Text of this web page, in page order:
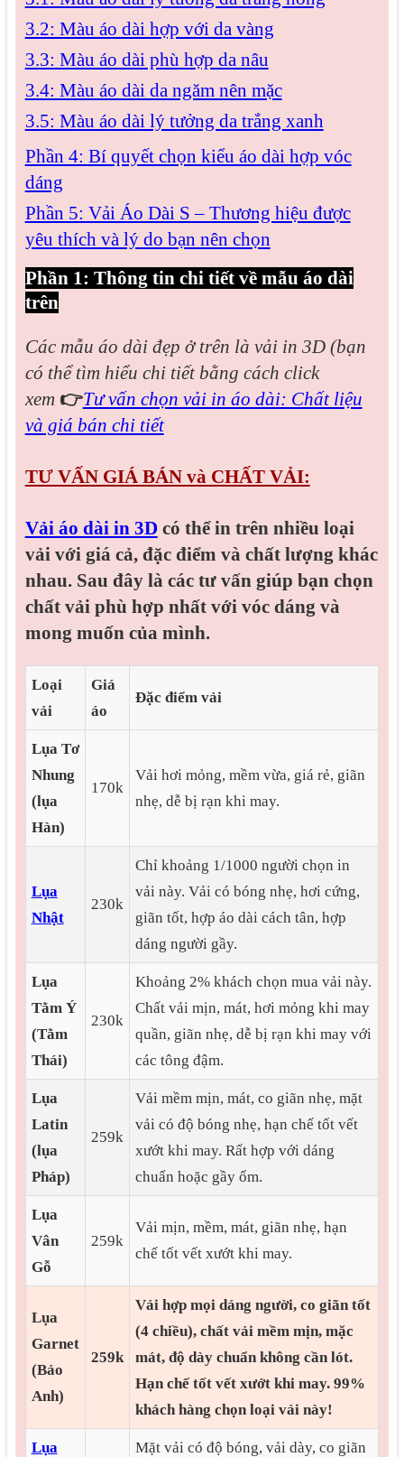
3.2: Màu áo dài hợp với da vàng
3.3: Màu áo dài phù hợp da nâu
3.4: Màu áo dài da ngăm nên mặc
3.5: Màu áo dài lý tưởng da trắng xanh
Phần 4: Bí quyết chọn kiểu áo dài hợp vóc
dáng
Phần 5: Vải Áo Dài S – Thương hiệu được
yêu thích và lý do bạn nên chọn
Phần 1: Thông tin chi tiết về mẫu áo dài
trên
Các mẫu áo dài đẹp ở trên là vải in 3D (bạn
có thể tìm hiểu chi tiết bằng cách click
xem 👉Tư vấn chọn vải in áo dài: Chất liệu
và giá bán chi tiết
TƯ VẤN GIÁ BÁN và CHẤT VẢI:
Vải áo dài in 3Dcó thể in trên nhiều loại
vải với giá cả, đặc điểm và chất lượng khác
nhau. Sau đây là các tư vấn giúp bạn chọn
chất vải phù hợp nhất với vóc dáng và
mong muốn của mình.
Loại
vải
Giá
áo
Đặc điểm vải
Lụa Tơ
Nhung
(lụa
Hàn)
170k
Vải hơi mỏng, mềm vừa, giá rẻ, giãn
nhẹ, dễ bị rạn khi may.
Lụa
Nhật
230k
Chỉ khoảng 1/1000 người chọn in
vải này. Vải có bóng nhẹ, hơi cứng,
giãn tốt, hợp áo dài cách tân, hợp
dáng người gầy.
Lụa
Tằm Ý
(Tằm
Thái)
230k
Khoảng 2% khách chọn mua vải này.
Chất vải mịn, mát, hơi mỏng khi may
quần, giãn nhẹ, dễ bị rạn khi may với
các tông đậm.
Lụa
Latin
(lụa
Pháp)
259k
Vải mềm mịn, mát, co giãn nhẹ, mặt
vải có độ bóng nhẹ, hạn chế tốt vết
xướt khi may. Rất hợp với dáng
chuẩn hoặc gầy ốm.
Lụa
Vân
Gỗ
259k
Vải mịn, mềm, mát, giãn nhẹ, hạn
chế tốt vết xướt khi may.
Lụa
Garnet
(Bảo
Anh)
259k
Vải hợp mọi dáng người, co giãn tốt
(4 chiều), chất vải mềm mịn, mặc
mát, độ dày chuẩn không cần lót.
Hạn chế tốt vết xướt khi may. 99%
khách hàng chọn loại vải này!
Lụa
Mặt vải có độ bóng, vải dày, co giãn